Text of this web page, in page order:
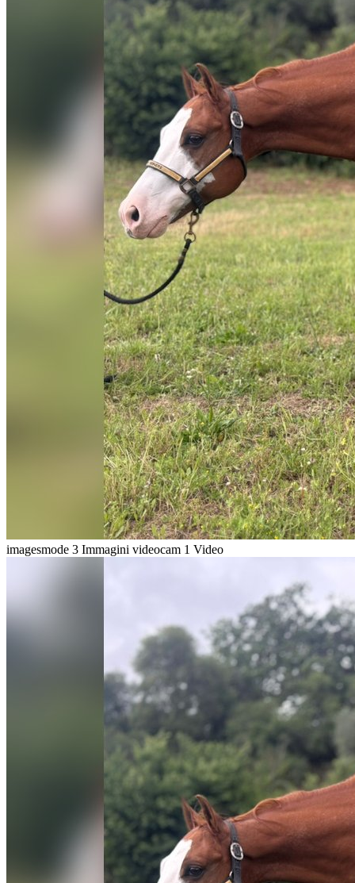
imagesmode 3 Immagini videocam 1 Video